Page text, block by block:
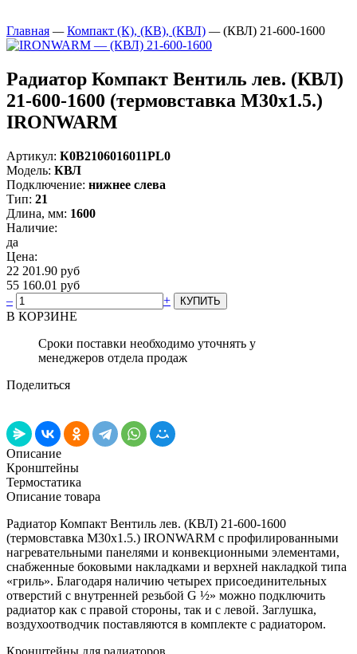
Главная — Компакт (К), (КВ), (КВЛ) — (КВЛ) 21-600-1600
Радиатор Компакт Вентиль лев. (КВЛ)
21-600-1600 (термовставка М30х1.5.)
IRONWARM
Артикул: К0В2106016011PL0
Модель: КВЛ
Подключение: нижнее слева
Тип: 21
Длина, мм: 1600
Наличие:
да
Цена:
22 201.90 руб
55 160.01 руб
–
+
В КОРЗИНЕ
Сроки поставки необходимо уточнять у
менеджеров отдела продаж
Поделиться
Описание
Кронштейны
Термостатика
Описание товара
Радиатор Компакт Вентиль лев. (КВЛ) 21-600-1600
(термовставка М30х1.5.) IRONWARM с профилированными
нагревательными панелями и конвекционными элементами,
снабженные боковыми накладками и верхней накладкой типа
«гриль». Благодаря наличию четырех присоединительных
отверстий с внутренней резьбой G ½» можно подключить
радиатор как с правой стороны, так и с левой. Заглушка,
воздухоотводчик поставляются в комплекте с радиатором.
Кронштейны для радиаторов